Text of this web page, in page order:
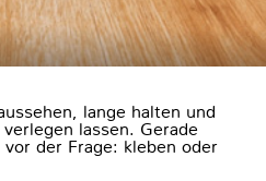
lange halten und
lassen. Gerade
der Frage: kleben oder